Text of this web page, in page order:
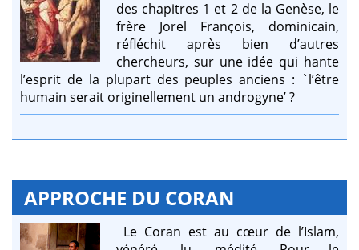
des chapitres 1 et 2 de la Genèse, le
frère Jorel François, dominicain,
réfléchit après bien d’autres
chercheurs, sur une idée qui hante
l’esprit de la plupart des peuples anciens : `l’être
humain serait originellement un androgyne’ ?
APPROCHE DU CORAN
Le Coran est au cœur de l’Islam,